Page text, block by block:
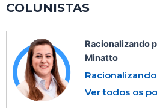
COLUNISTAS
Racionalizando
Minatto
Ver todos os